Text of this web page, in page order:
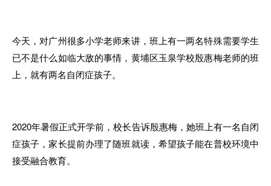
今天 ， 对广州很多小学老师来讲，班 上有一两名特殊需要学生
已不是什么如临大敌的事情，黄埔区玉泉学校殷惠梅老师的班
上 ， 就有两名自闭症孩子。
2020年暑假正式开学前 ，校长告诉殷惠梅， 她班上有一名自闭
症孩子，家长提前办理了随班就读， 希望孩子能在普校环境中
接受融合教育。